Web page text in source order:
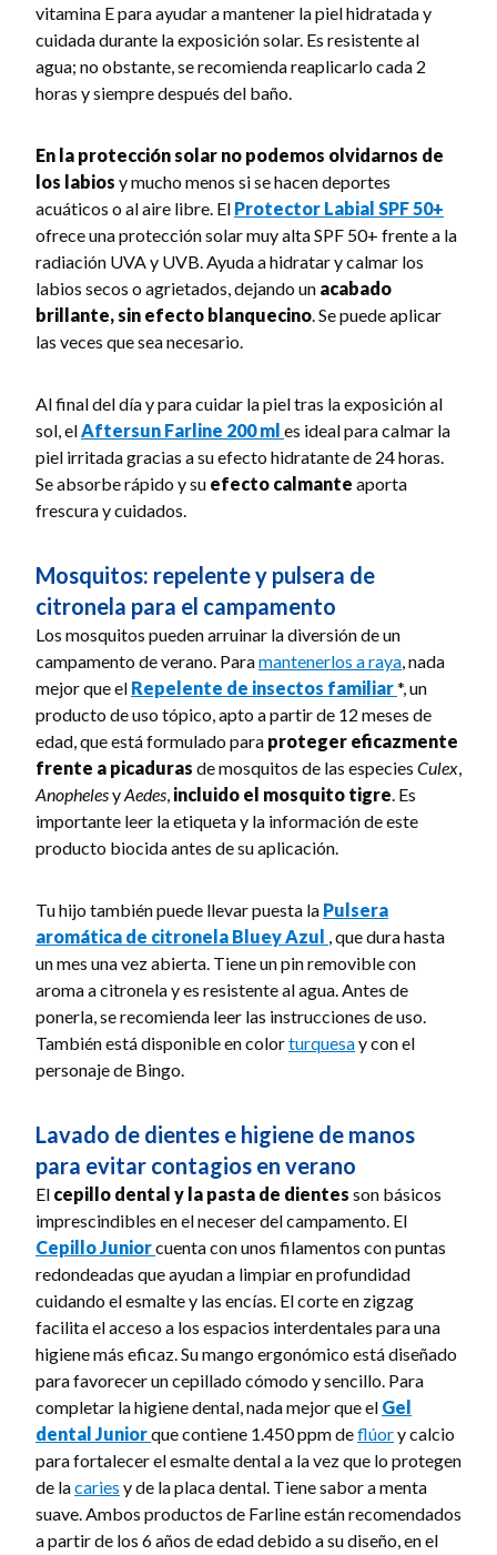
vitamina E para ayudar a mantener la piel hidratada y
cuidada durante la exposición solar. Es resistente al
agua; no obstante, se recomienda reaplicarlo cada 2
horas y siempre después del baño.
En la protección solar no podemos olvidarnos de
los labios y mucho menos si se hacen deportes
acuáticos o al aire libre. El Protector Labial SPF 50+
ofrece una protección solar muy alta SPF 50+ frente a la
radiación UVA y UVB. Ayuda a hidratar y calmar los
labios secos o agrietados, dejando un acabado
brillante, sin efecto blanquecino. Se puede aplicar
las veces que sea necesario.
Al final del día y para cuidar la piel tras la exposición al
sol, elAftersun Farline 200 ml es ideal para calmar la
piel irritada gracias a su efecto hidratante de 24 horas.
Se absorbe rápido y su efecto calmante aporta
frescura y cuidados.
Mosquitos: repelente y pulsera de
citronela para el campamento
Los mosquitos pueden arruinar la diversión de un
campamento de verano. Paramantenerlos a raya, nada
mejor que el Repelente de insectos familiar*, un
producto de uso tópico, apto a partir de 12 meses de
edad, que está formulado para proteger eficazmente
frente a picaduras de mosquitos de las especies Culex,
AnophelesyAedes, incluido el mosquito tigre. Es
importante leer la etiqueta y la información de este
producto biocida antes de su aplicación.
Tu hijo también puede llevar puesta la Pulsera
aromática de citronela Bluey Azul , que dura hasta
un mes una vez abierta. Tiene un pin removible con
aroma a citronela y es resistente al agua. Antes de
ponerla, se recomienda leer las instrucciones de uso.
También está disponible en colorturquesay con el
personaje de Bingo.
Lavado de dientes e higiene de manos
para evitar contagios en verano
El cepillo dental y la pasta de dientes son básicos
imprescindibles en el neceser del campamento. El
Cepillo Juniorcuenta con unos filamentos con puntas
redondeadas que ayudan a limpiar en profundidad
cuidando el esmalte y las encías. El corte en zigzag
facilita el acceso a los espacios interdentales para una
higiene más eficaz. Su mango ergonómico está diseñado
para favorecer un cepillado cómodo y sencillo. Para
completar la higiene dental, nada mejor que el Gel
dental Juniorque contiene 1.450 ppm deflúory calcio
para fortalecer el esmalte dental a la vez que lo protegen
de lacaries y de la placa dental. Tiene sabor a menta
suave. Ambos productos de Farline están recomendados
a partir de los 6 años de edad debido a su diseño, en el